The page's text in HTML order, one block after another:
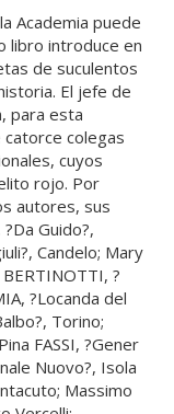
Academia puede
libro introduce en
de suculentos
El jefe de
para esta
colegas
cuyos
rojo. Por
autores, sus
Guido?,
Candelo; Mary
?
?Locanda del
Torino;
FASSI, ?Gener
Nuovo?, Isola
Massimo